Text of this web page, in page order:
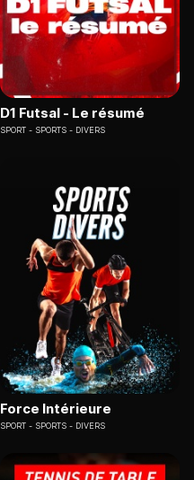
D1 Futsal - Le résumé
SPORT SPORTS - DIVERS
Force Intérieure
SPORT SPORTS - DIVERS